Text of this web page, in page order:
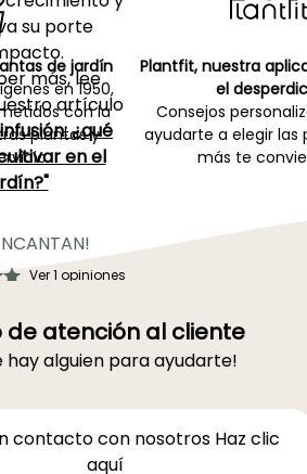
su porte
más, lee
artículo
¿qué
en el
Ver 1 opiniones
de jardín
en 1950,
con la
plantas y
Plantfit, nuestra
el
Consejos
ayudarte a elegir las
más te
de atención al cliente
hay alguien para ayudarte!
contacto con nosotros Haz clic
aquí